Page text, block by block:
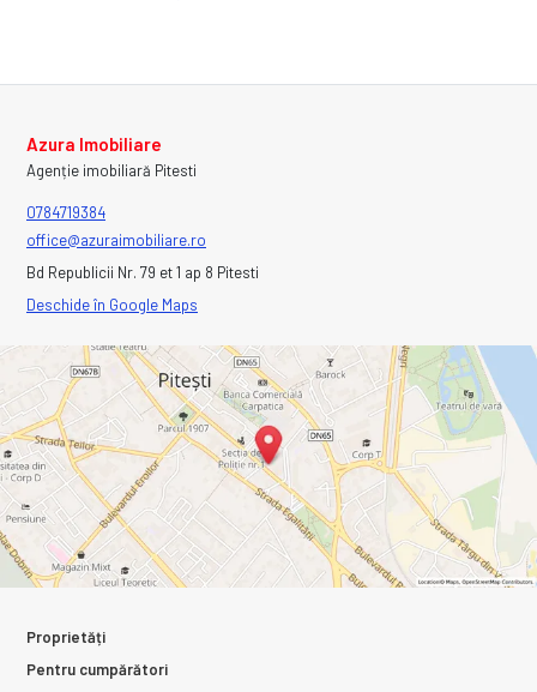
Azura Imobiliare
Agenție imobiliară Pitesti
0784719384
office@azuraimobiliare.ro
Bd Republicii Nr. 79 et 1 ap 8 Pitesti
Deschide în Google Maps
Proprietăți
Pentru cumpărători